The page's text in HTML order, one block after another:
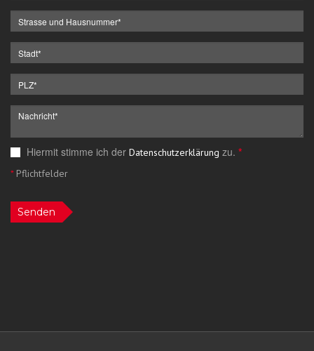
Hiermit stimme ich der Datenschutzerklärung zu. *
*Pflichtfelder
Senden